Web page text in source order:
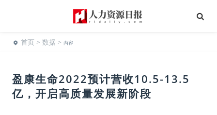
首页 > 数据 > 内容
盈康生命2022预计营收10.5-13.5
亿，开启高质量发展新阶段